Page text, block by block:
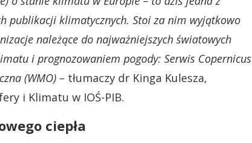
publikacji klimatycznych. Stoi za nim wyjątkowo
należące do najważniejszych światowych
i prognozowaniem pogody: Serwis Copernicus
(WMO) – tłumaczy dr Kinga Kulesza,
i Klimatu w IOŚ-PIB.
ciepła